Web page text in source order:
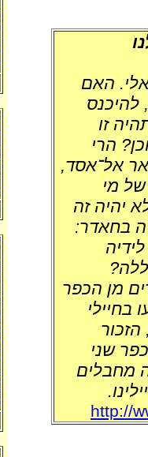
האם
להיכנס
זו
הרי
אל־אסד,
של מי
יהיה זה
בחאדר:
מן הכפר
בחיילי
שני
ארבעה מחבלים
http://